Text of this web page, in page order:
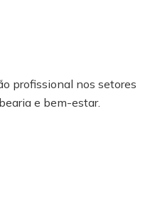
profissional nos setores
e bem-estar.